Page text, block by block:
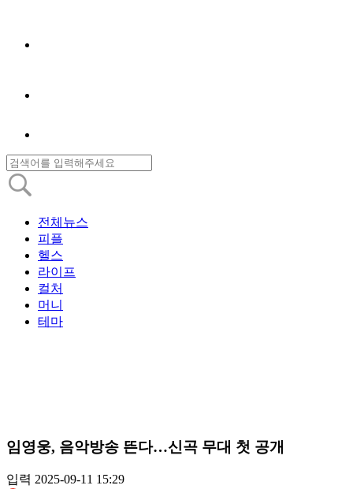
전체뉴스
피플
헬스
라이프
컬처
머니
테마
임영웅, 음악방송 뜬다…신곡 무대 첫 공개
입력 2025-09-11 15:29